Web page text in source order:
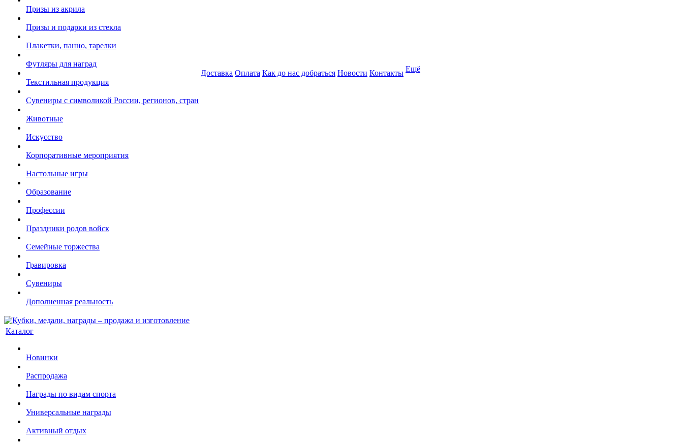
Призы из акрила
Призы и подарки из стекла
Плакетки, панно, тарелки
Футляры для наград
Текстильная продукция
Сувениры с символикой России, регионов, стран
Животные
Искусство
Корпоративные мероприятия
Настольные игры
Образование
Профессии
Праздники родов войск
Семейные торжества
Гравировка
Сувениры
Дополненная реальность
Доставка Оплата Как до нас добраться Новости Контакты Ещё
Каталог
Новинки
Распродажа
Награды по видам спорта
Универсальные награды
Активный отдых